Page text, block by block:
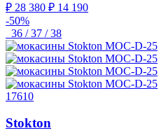
₽ 28 380 ₽ 14 190
-50%
36 / 37 / 38
17610
Stokton